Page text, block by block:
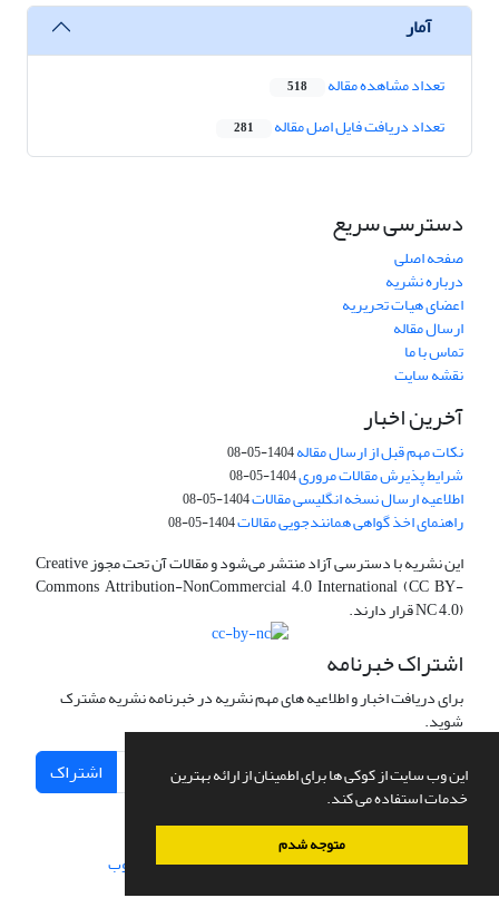
این وب سایت از کوکی ها برای اطمینان از ارائه بهترین
خدمات استفاده می کند.
متوجه شدم
آمار
تعداد مشاهده مقاله 518
تعداد دریافت فایل اصل مقاله 281
دسترسی سریع
صفحه اصلی
درباره نشریه
اعضای هیات تحریریه
ارسال مقاله
تماس با ما
نقشه سایت
آخرین اخبار
نکات مهم قبل از ارسال مقاله1404-05-08
شرایط پذیرش مقالات مروری1404-05-08
اطلاعیه ارسال نسخه انگلیسی مقالات1404-05-08
راهنمای اخذ گواهی همانندجویی مقالات1404-05-08
این نشریه با دسترسی آزاد منتشر می‌شود و مقالات آن تحت مجوز Creative
Commons Attribution-NonCommercial 4.0 International (CC BY-
NC 4.0) قرار دارند.
اشتراک خبرنامه
برای دریافت اخبار و اطلاعیه های مهم نشریه در خبرنامه نشریه مشترک
شوید.
اشتراک
سامانه مدیریت نشریات علمی.طراحی و پیاده سازی از سیناوب